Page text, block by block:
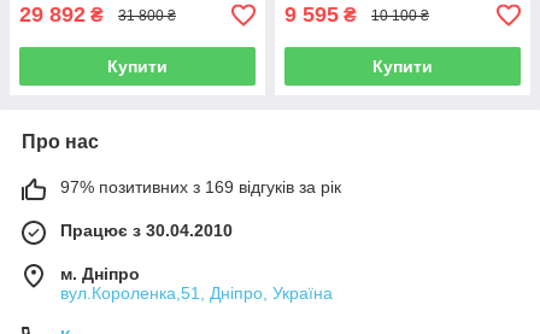
29 892 ₴ 31 800 ₴
Купити
9 595 ₴ 10 100 ₴
Купити
Про нас
97% позитивних з 169 відгуків за рік
Працює з 30.04.2010
м. Дніпро
вул.Короленка,51, Дніпро, Україна